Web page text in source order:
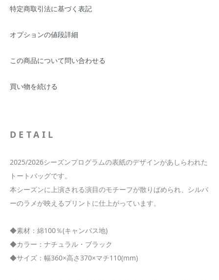
特定商取引法に基づく表記
オプションの値段詳細
この商品について問い合わせる
買い物を続ける
DETAIL
2025/2026シーズンプログラムの表紙のデザインがあしらわれた
トートバッグです。
本シーズンに上演される演目のモチーフが散りばめられ、シルバ
ーのラメが映えるプリントに仕上がっています。
◆素材：綿100％(キャンバス地)
◆カラー：ナチュラル・ブラック
◆サイズ：幅360×高さ370×マチ110(mm)